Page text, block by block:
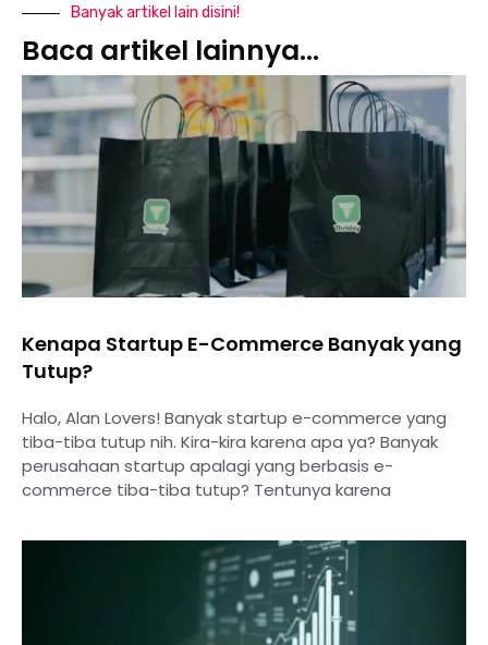
Banyak artikel lain disini!
Baca artikel lainnya...
Kenapa Startup E-Commerce Banyak yang
Tutup?
Halo, Alan Lovers! Banyak startup e-commerce yang
tiba-tiba tutup nih. Kira-kira karena apa ya? Banyak
perusahaan startup apalagi yang berbasis e-
commerce tiba-tiba tutup? Tentunya karena